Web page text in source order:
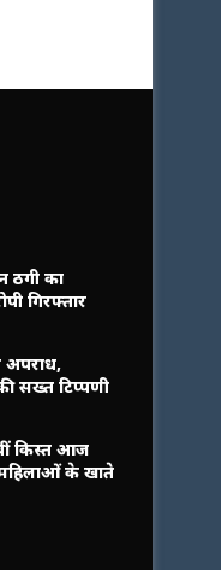
ठगी का
गिरफ्तार
अपराध,
सख्त टिप्पणी
किस्त आज
के खाते